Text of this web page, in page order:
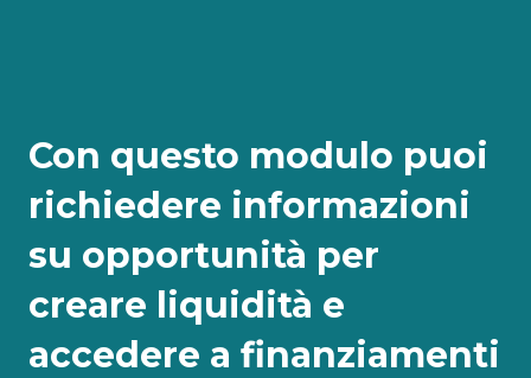
Con questo modulo puoi
richiedere informazioni
su opportunità per
creare liquidità e
accedere a finanziamenti